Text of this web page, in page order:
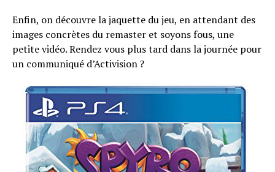
Enfin, on découvre la jaquette du jeu, en attendant des
images concrètes du remaster et soyons fous, une
petite vidéo. Rendez vous plus tard dans la journée pour
un communiqué d’Activision ?